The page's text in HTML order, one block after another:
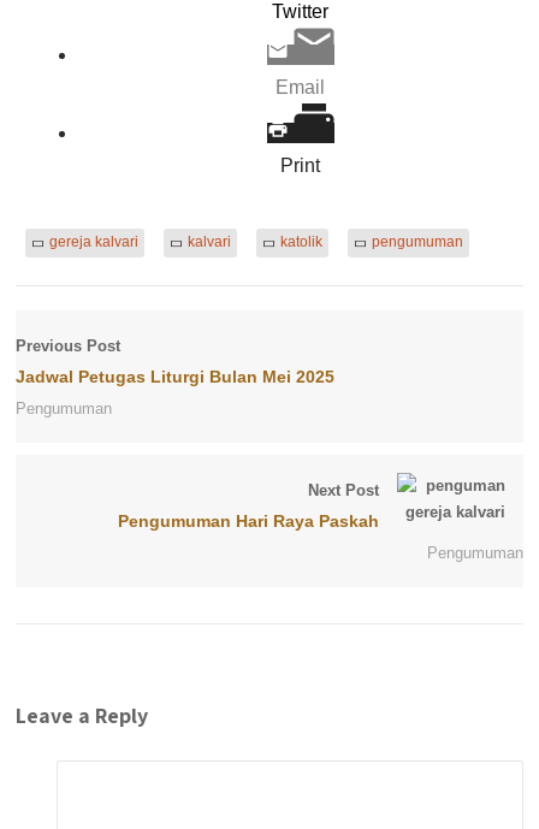
Twitter
Email
Print
gereja kalvari kalvari katolik pengumuman
Previous Post
Jadwal Petugas Liturgi Bulan Mei 2025
Pengumuman
Next Post
Pengumuman Hari Raya Paskah
Pengumuman
Leave a Reply